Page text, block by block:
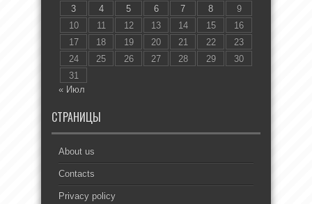
3
4 5 6 7 8
9
10
11 12 13 14 15
16
17
18 19 20 21 22
23
24
25 26 27 28 29
30
31
« Июл
СТРАНИЦЫ
About us
Contacts
Privacy policy